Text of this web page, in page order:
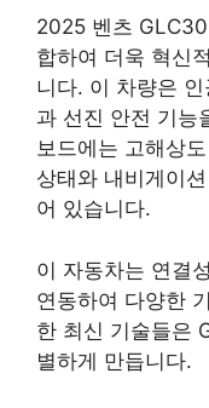
2025 벤츠
합하여 더욱 혁신
니다. 이 차량은
과 선진 안전 기능
보드에는 고해상
상태와 내비게이
어 있습니다.
이 자동차는 연결
연동하여 다양한
한 최신 기술들은
별하게 만듭니다.